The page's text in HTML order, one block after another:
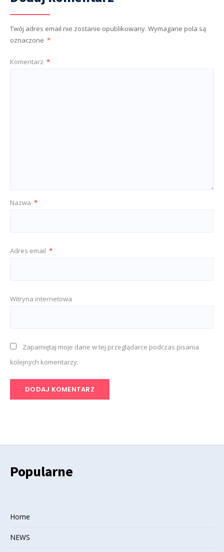
Twój adres email nie zostanie opublikowany. Wymagane pola są
oznaczone *
Komentarz *
Nazwa *
Adres email *
Witryna internetowa
Zapamiętaj moje dane w tej przeglądarce podczas pisania
kolejnych komentarzy.
Popularne
Home
NEWS